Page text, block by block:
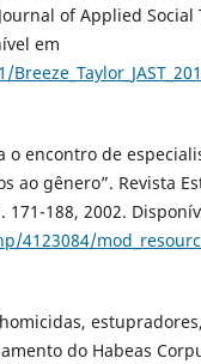
of Applied Social
em
o encontro de
ao gênero”. Revista
188, 2002.
estupradores,
do Habeas